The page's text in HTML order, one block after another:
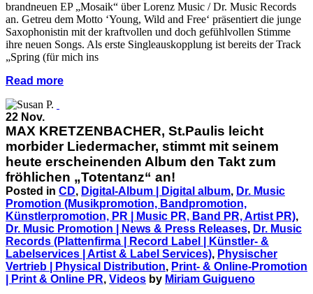
brandneuen EP „Mosaik“ über Lorenz Music / Dr. Music Records
an. Getreu dem Motto ‘Young, Wild and Free‘ präsentiert die junge
Saxophonistin mit der kraftvollen und doch gefühlvollen Stimme
ihre neuen Songs. Als erste Singleauskopplung ist bereits der Track
„Spring (für mich ins
Read more
22 Nov.
MAX KRETZENBACHER, St.Paulis leicht
morbider Liedermacher, stimmt mit seinem
heute erscheinenden Album den Takt zum
fröhlichen „Totentanz“ an!
Posted in CD, Digital-Album | Digital album, Dr. Music
Promotion (Musikpromotion, Bandpromotion,
Künstlerpromotion, PR | Music PR, Band PR, Artist PR),
Dr. Music Promotion | News & Press Releases, Dr. Music
Records (Plattenfirma | Record Label | Künstler- &
Labelservices | Artist & Label Services), Physischer
Vertrieb | Physical Distribution, Print- & Online-Promotion
| Print & Online PR, Videos by Miriam Guigueno